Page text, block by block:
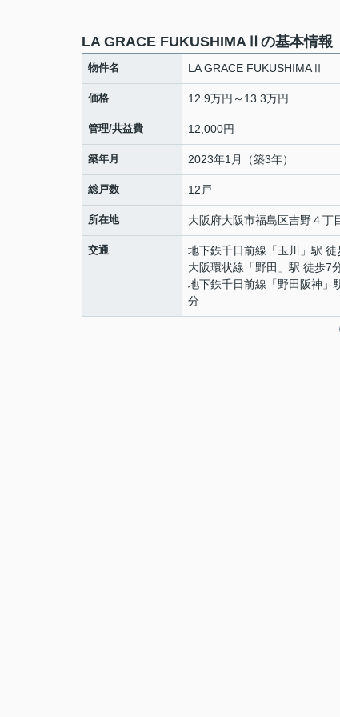
LA GRACE FUKUSHIMAⅡの基本情報
物件名 LA GRACE FUKUSHIMAⅡ
価格 12.9万円～13.3万円
管理/共益費 12,000円
築年月 2023年1月（築3年）
総戸数 12戸
所在地 大阪府大阪市福島区吉野４丁
交通 地下鉄千日前線 「玉川
」駅
大阪環状線 「野田 」駅 徒歩7
地下鉄千日前線 「野田阪神 」
分